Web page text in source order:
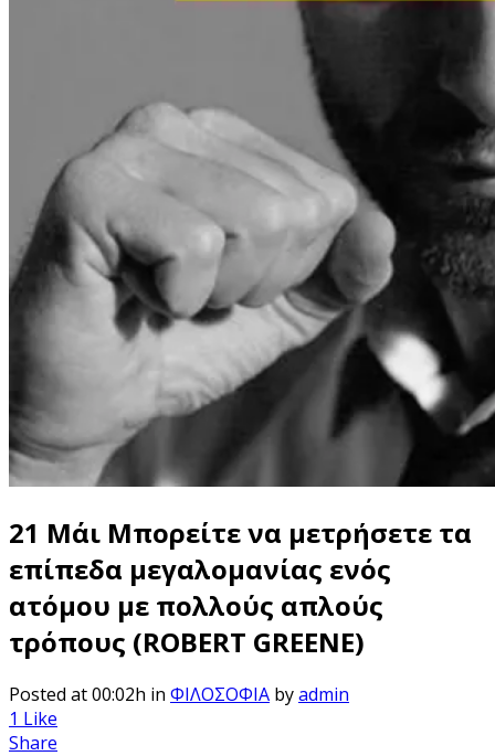
21 Μάι Μπορείτε να μετρήσετε τα
επίπεδα μεγαλομανίας ενός
ατόμου με πολλούς απλούς
τρόπους (ROBERT GREENE)
Posted at 00:02h in ΦΙΛΟΣΟΦΙΑ byadmin
1 Like
Share